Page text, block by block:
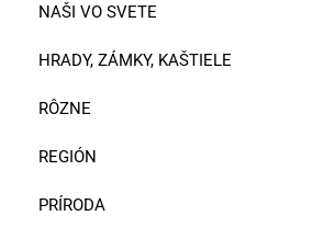
NAŠI VO SVETE
HRADY, ZÁMKY, KAŠTIELE
RÔZNE
REGIÓN
PRÍRODA